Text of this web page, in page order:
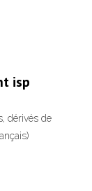
isp
dérivés de